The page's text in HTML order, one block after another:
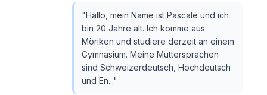
"Hallo, mein Name ist Pascale und ich
bin 20 Jahre alt. Ich komme aus
Möriken und studiere derzeit an einem
Gymnasium. Meine Muttersprachen
sind Schweizerdeutsch, Hochdeutsch
und En..."